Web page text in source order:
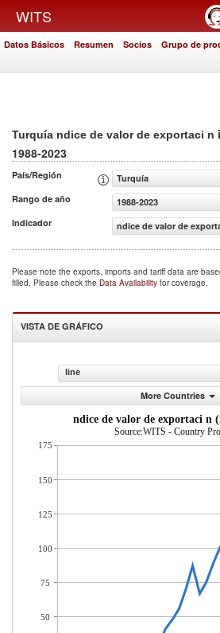
WITS
Datos Básicos Resumen Socios Grupo de
Turquía ndice de valor de exportaci n
1988-2023
País/Región
Turquía
Rango de año
1988-2023
Indicador
ndice de valor de
Please note the exports, imports and tariff data are
filled. Please check the Data Availability for coverage.
VISTA DE GRÁFICO
line
More Countries
ndice de valor de exportaci n
Source:WITS - Country
175
150
125
100
75
50